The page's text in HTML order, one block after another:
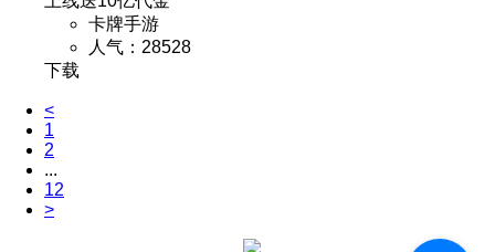
卡牌手游
人气：28528
<
1
2
...
12
>